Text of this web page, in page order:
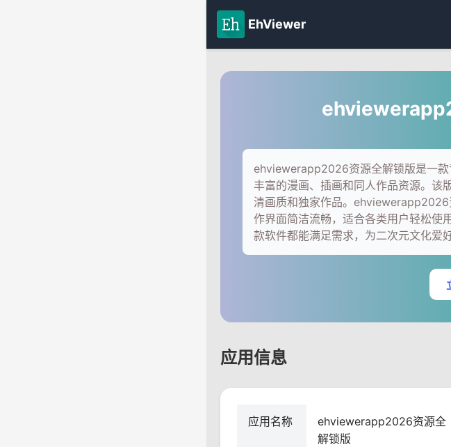
EhViewer
ehviewerapp2026资源全解锁版是一
丰富的漫画、插画和同人作品资源。该
清画质和独家作品。
作界面简洁流畅，适合各类用户轻松使
款软件都能满足需求，为二次元文化爱
应用信息
应用名称
ehviewerapp2026资源全
解锁版